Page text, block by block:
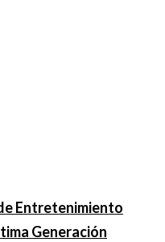
Entretenimiento
Generación